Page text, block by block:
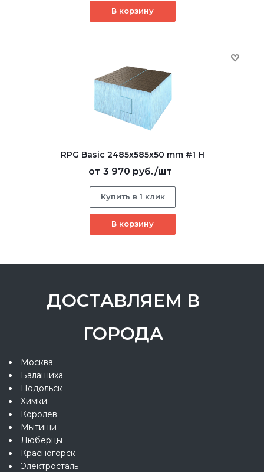
В корзину
RPG Basic 2485х585х50 mm #1 H
от 3 970 руб./шт
Купить в 1 клик
В корзину
ДОСТАВЛЯЕМ В
ГОРОДА
Москва
Балашиха
Подольск
Химки
Королёв
Мытищи
Люберцы
Красногорск
Электросталь